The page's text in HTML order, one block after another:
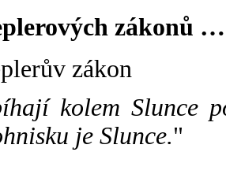
zákonů …
zákon
kolem Slunce
je Slunce."